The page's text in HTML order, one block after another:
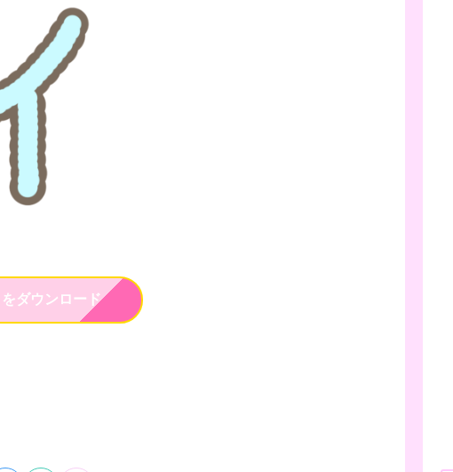
ダウンロード